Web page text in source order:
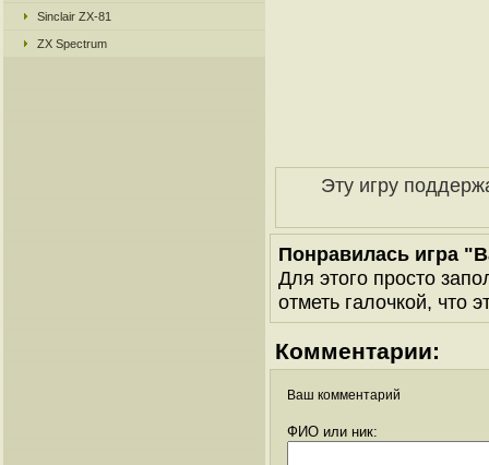
Sinclair ZX-81
ZX Spectrum
Эту игру
Понравилась игра
Для этого просто
отметь галочкой, что
Комментарии:
Ваш комментарий
ФИО или ник: